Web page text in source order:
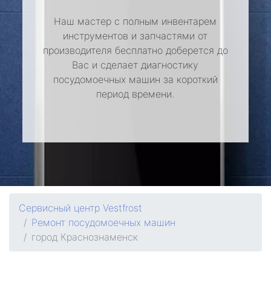
Наш мастер с полным инвентарем
инструментов и запчастями от
производителя бесплатно доберется до
Вас и сделает диагностику
посудомоечных машин за короткий
период времени.
Сервисный центр Vestfrost
Ремонт посудомоечных машин
город Краснознаменск